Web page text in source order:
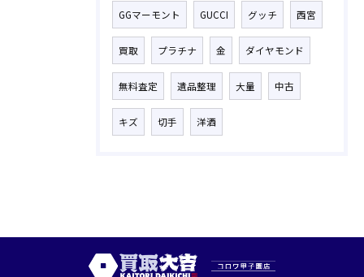
GGマーモント GUCCI グッチ 西宮
買取 プラチナ 金 ダイヤモンド
無料査定 遺品整理 大量 中古
キズ 切手 洋酒